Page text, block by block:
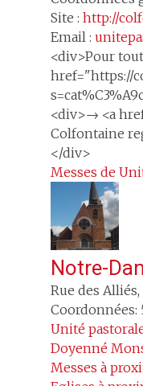
Site : http://
Email :
<div>Pour
href="https://
<div>→ <a
Colfontaine
</div>
Messes de
Notre-
Rue des Alliés,
Coordonnées:
Unité
Doyenné
Messes à